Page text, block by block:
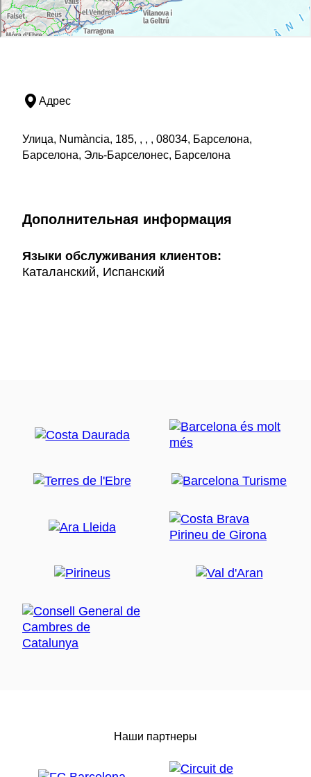
Адрес
Улица, Numància, 185, , , , 08034, Барселона,
Барселона, Эль-Барселонес, Барселона
Дополнительная информация
Языки обслуживания клиентов:
Каталанский, Испанский
Наши партнеры